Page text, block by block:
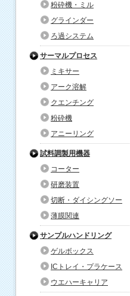
粉砕機・ミル
グラインダー
ろ過システム
サーマルプロセス
ミキサー
アーク溶解
クエンチング
粉砕機
アニーリング
試料調製用機器
コーター
研磨装置
切断・ダイシングソー
薄膜関連
サンプルハンドリング
ゲルボックス
ICトレイ・プラケース
ウエハーキャリア